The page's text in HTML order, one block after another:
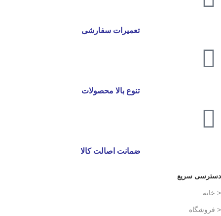
تعمیرات سفارشی
تنوع بالا محصولات
ضمانت اصالت کالا
دسترسی سریع
< خانه
< فروشگاه